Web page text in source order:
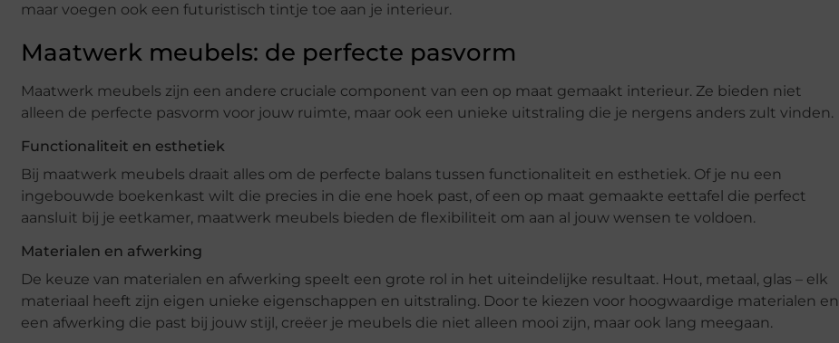
maar voegen ook een futuristisch tintje toe aan je interieur.
Maatwerk meubels: de perfecte pasvorm
Maatwerk meubels zijn een andere cruciale component van een op maat gemaakt interieur. Ze bieden niet
alleen de perfecte pasvorm voor jouw ruimte, maar ook een unieke uitstraling die je nergens anders zult vinden.
Functionaliteit en esthetiek
Bij maatwerk meubels draait alles om de perfecte balans tussen functionaliteit en esthetiek. Of je nu een
ingebouwde boekenkast wilt die precies in die ene hoek past, of een op maat gemaakte eettafel die perfect
aansluit bij je eetkamer, maatwerk meubels bieden de flexibiliteit om aan al jouw wensen te voldoen.
Materialen en afwerking
De keuze van materialen en afwerking speelt een grote rol in het uiteindelijke resultaat. Hout, metaal, glas – elk
materiaal heeft zijn eigen unieke eigenschappen en uitstraling. Door te kiezen voor hoogwaardige materialen en
een afwerking die past bij jouw stijl, creëer je meubels die niet alleen mooi zijn, maar ook lang meegaan.